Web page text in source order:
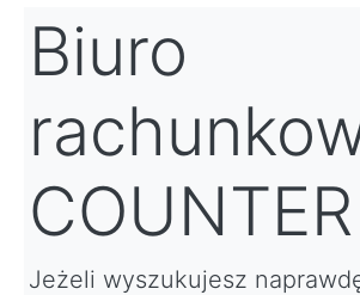
Biuro
COUNTER
Jeżeli wyszukujesz